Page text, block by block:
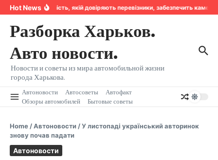
Перейти к содержанию
Hot NewsНадійність, якій довіряють перевізники, забезпечить
Разборка Харьков.
Авто новости.
Новости и советы из мира автомобильной жизни
города Харькова.
Автоновости Автосоветы
Автофакт
Обзоры автомобилей
Бытовые советы
Home /Автоновости /У листопаді український авторинок
знову почав падати
Автоновости